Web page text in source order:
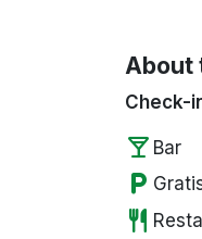
About
Check-
local_bar Bar
local_parking
restaurant